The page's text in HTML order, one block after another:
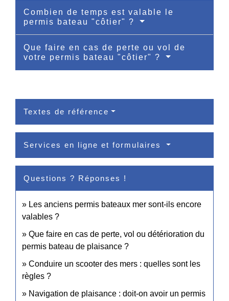
Combien de temps est valable le
permis bateau "côtier" ?
Que faire en cas de perte ou vol de
votre permis bateau "côtier" ?
Textes de référence
Services en ligne et formulaires
Questions ? Réponses !
Les anciens permis bateaux mer sont-ils encore
valables ?
Que faire en cas de perte, vol ou détérioration du
permis bateau de plaisance ?
Conduire un scooter des mers : quelles sont les
règles ?
Navigation de plaisance : doit-on avoir un permis